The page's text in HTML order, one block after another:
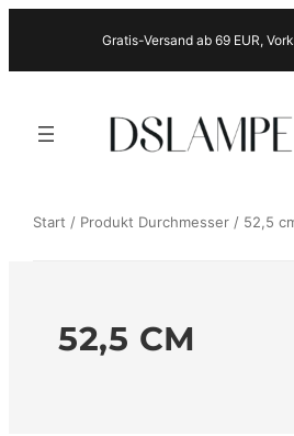
springen
Gratis-Versand ab 69 EUR,
Start / Produkt Durchmesser / 52,5
52,5 CM